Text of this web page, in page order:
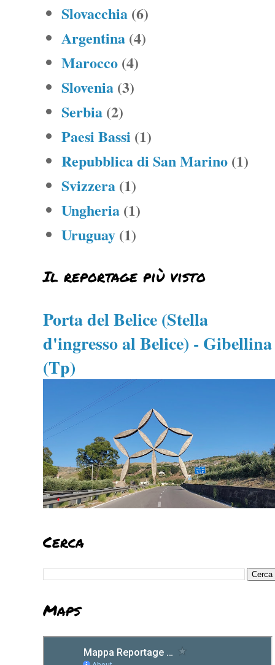
Slovacchia (6)
Argentina (4)
Marocco (4)
Slovenia (3)
Serbia (2)
Paesi Bassi (1)
Repubblica di San Marino (1)
Svizzera (1)
Ungheria (1)
Uruguay (1)
Il reportage più visto
Porta del Belice (Stella
d'ingresso al Belice) - Gibellina
(Tp)
Cerca
Maps